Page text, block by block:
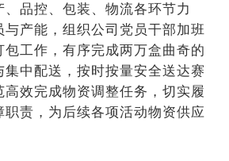
品控、包装、物流各环节力
与产能，组织公司党员干部加班
包工作，有序完成两万盒曲奇的
集中配送，按时按量安全送达赛
高效完成物资调整任务，切实履
职责，为后续各项活动物资供应